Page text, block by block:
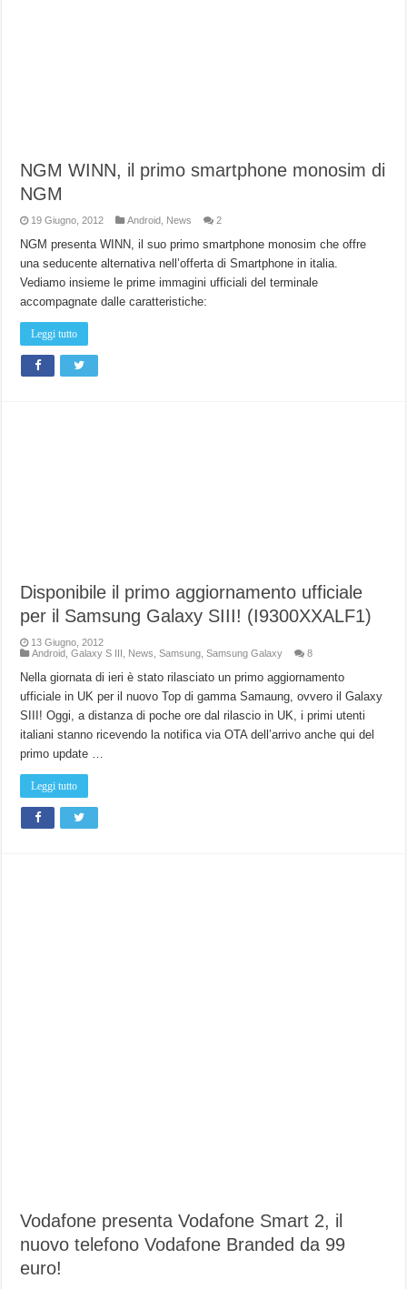
NGM WINN, il primo smartphone monosim di
NGM
19 Giugno, 2012 Android News 2
NGM presenta WINN, il suo primo smartphone monosim che offre
una seducente alternativa nell’offerta di Smartphone in italia.
Vediamo insieme le prime immagini ufficiali del terminale
accompagnate dalle caratteristiche:
Leggi tutto
Disponibile il primo aggiornamento ufficiale
per il Samsung Galaxy SIII! (I9300XXALF1)
13 Giugno, 2012
Android ,Galaxy S III News ,Samsung ,Samsung Galaxy 8
Nella giornata di ieri è stato rilasciato un primo aggiornamento
ufficiale in UK per il nuovo Top di gamma Samaung, ovvero il Galaxy
SIII! Oggi, a distanza di poche ore dal rilascio in UK, i primi utenti
italiani stanno ricevendo la notifica via OTA dell’arrivo anche qui del
primo update …
Leggi tutto
Vodafone presenta Vodafone Smart 2, il
nuovo telefono Vodafone Branded da 99
euro!